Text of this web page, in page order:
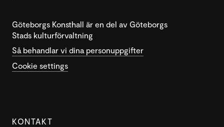
Göteborgs Konsthall är en del av Göteborgs
Stads kulturförvaltning
Så behandlar vi dina personuppgifter
Cookie settings
KONTAKT